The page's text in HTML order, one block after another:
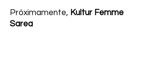
Próximamente, Kultur Femme
Sarea